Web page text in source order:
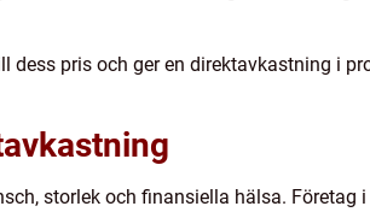
pris och ger en direktavkastning i
storlek och finansiella hälsa. Företag